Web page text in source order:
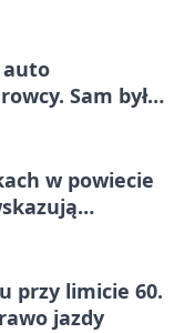
auto
Sam był
w powiecie
przy limicie 60.
jazdy